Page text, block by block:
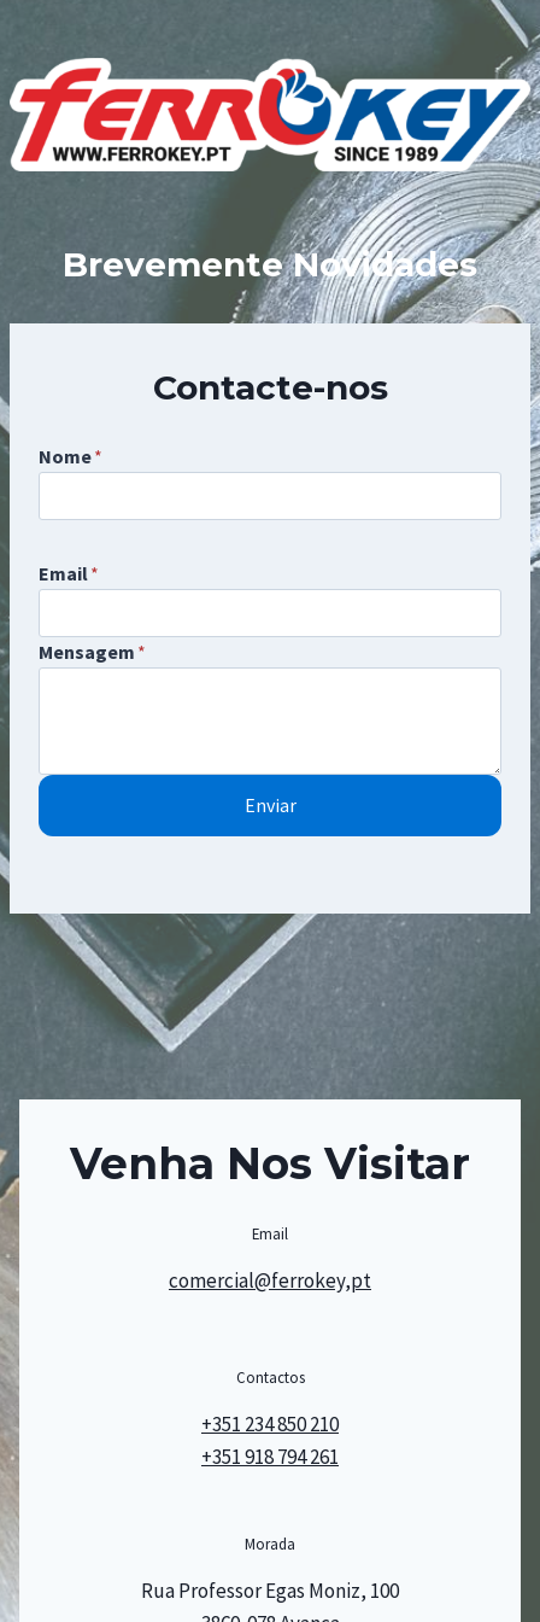
content
Brevemente Novidades
Contacte-nos
Nome*
Email*
Mensagem *
Enviar
Venha Nos Visitar
Email
comercial@ferrokey,pt
Contactos
+351 234 850 210
+351 918 794 261
Morada
Rua Professor Egas Moniz, 100